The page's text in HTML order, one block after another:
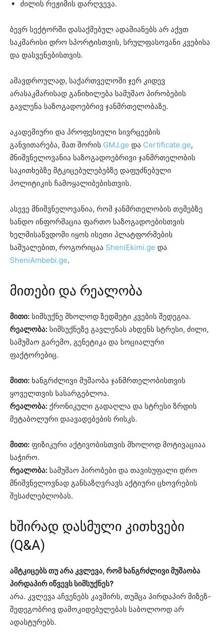
ძილის რეჟიმის დარღვევა.
ბევრ სექტორში დასაქმებულ ადამიანებს არ აქვთ
საკმარისი დრო სპორტისთვის, სრულფასოვანი კვებისა
და დასვენებისთვის.
ამავდროულად, საქართველოში ჯერ კიდევ
არასაკმარისად განიხილება სამუშაო პირობების
გავლენა საზოგადოებრივ ჯანმრთელობაზე.
აკადემიური და პროფესიული სივრცეების
განვითარება, მათ შორის GMJ.ge და Certificate.ge,
მნიშვნელოვანია საზოგადოებრივი ჯანმრთელობის
საკითხებზე მტკიცებულებებზე დაფუძნებული
პოლიტიკის ჩამოყალიბებისთვის.
ასევე მნიშვნელოვანია, რომ ჯანმრთელობის თემებზე
სანდო ინფორმაცია ფართო საზოგადოებისთვის
ხელმისაწვდომი იყოს ისეთი პლატფორმების
საშუალებით, როგორიცაა SheniEkimi.ge და
SheniAmbebi.ge.
მითები და რეალობა
მითი: სიმსუქნე მხოლოდ ზედმეტი კვების შედეგია.
რეალობა: სიმსუქნეზე გავლენას ახდენს სტრესი, ძილი,
სამუშაო გარემო, გენეტიკა და სოციალური
ფაქტორებიც.
მითი: ხანგრძლივი მუშაობა ჯანმრთელობისთვის
ყოველთვის სასარგებლოა.
რეალობა: ქრონიკული გადაღლა და სტრესი ზრდის
მეტაბოლური დაავადებების რისკს.
მითი: ფიზიკური აქტივობისთვის მხოლოდ მოტივაციაა
საჭირო.
რეალობა: სამუშაო პირობები და თავისუფალი დრო
მნიშვნელოვნად განსაზღვრავს აქტიური ცხოვრების
შესაძლებლობას.
ხშირად დასმული კითხვები
(Q&A)
ამტკიცებს თუ არა კვლევა, რომ ხანგრძლივი მუშაობა
პირდაპირ იწვევს სიმსუქნეს?
არა. კვლევა აჩვენებს კავშირს, თუმცა პირდაპირ მიზეზ-
შედეგობრივ დამოკიდებულებას საბოლოოდ არ
ადასტურებს.